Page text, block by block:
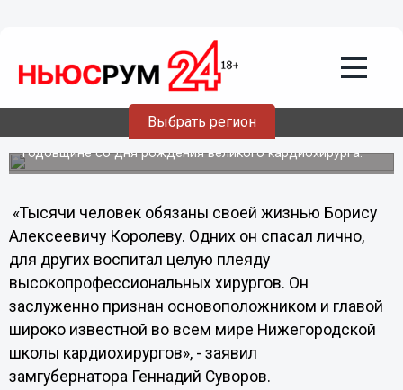
Выбрать регион
мемориальную доску академику
Королеву
Сегодня состоялось торжественное открытие
мемориальной доски академику Королеву на здании
Нижегородской государственной медицинской
академии. Это мероприятие приурочено к 102
годовщине со дня рождения великого кардиохирурга.
«Тысячи человек обязаны своей жизнью Борису
Алексеевичу Королеву. Одних он спасал лично,
для других воспитал целую плеяду
высокопрофессиональных хирургов. Он
заслуженно признан основоположником и главой
широко известной во всем мире Нижегородской
школы кардиохирургов», - заявил
замгубернатора Геннадий Суворов.